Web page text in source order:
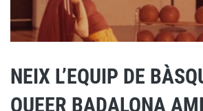
NEIX L’EQUIP DE
QUEER BADALONA